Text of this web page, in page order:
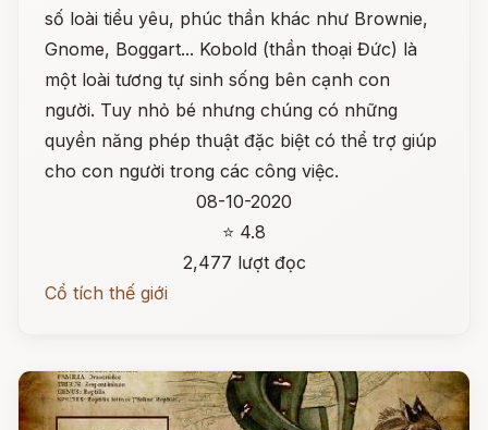
số loài tiểu yêu, phúc thần khác như Brownie,
Gnome, Boggart... Kobold (thần thoại Đức) là
một loài tương tự sinh sống bên cạnh con
người. Tuy nhỏ bé nhưng chúng có những
quyền năng phép thuật đặc biệt có thể trợ giúp
cho con người trong các công việc.
08-10-2020
⭐ 4.8
2,477 lượt đọc
Cổ tích thế giới